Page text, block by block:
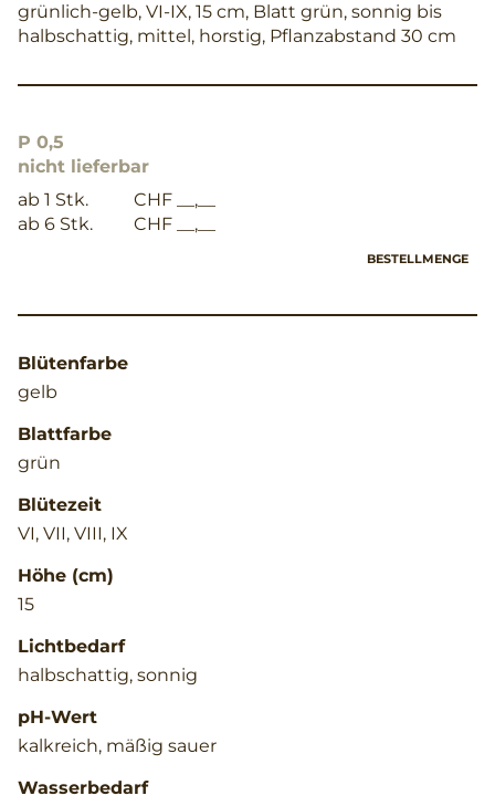
grünlich-gelb, VI-IX, 15 cm, Blatt grün, sonnig bis
halbschattig, mittel, horstig, Pflanzabstand 30 cm
P 0,5
nicht lieferbar
ab 1 Stk.
CHF __,__
ab 6 Stk.
CHF __,__
BESTELLMENGE
Blütenfarbe
gelb
Blattfarbe
grün
Blütezeit
VI, VII, VIII, IX
Höhe (cm)
15
Lichtbedarf
halbschattig, sonnig
pH-Wert
kalkreich, mäßig sauer
Wasserbedarf